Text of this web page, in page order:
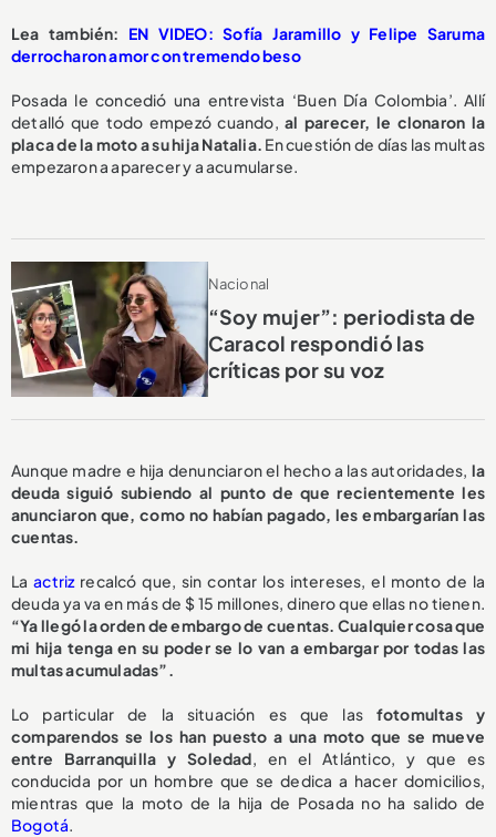
Lea también: EN VIDEO: Sofía Jaramillo y Felipe Saruma
derrocharon amor con tremendo beso
Posada le concedió una entrevista ‘Buen Día Colombia’. Allí
detalló que todo empezó cuando, al parecer, le clonaron la
placa de la moto a su hija Natalia. En cuestión de días las multas
empezaron a aparecer y a acumularse.
Nacional
“Soy mujer”: periodista de
Caracol respondió las
críticas por su voz
Aunque madre e hija denunciaron el hecho a las autoridades, la
deuda siguió subiendo al punto de que recientemente les
anunciaron que, como no habían pagado, les embargarían las
cuentas.
Laactriz recalcó que, sin contar los intereses, el monto de la
deuda ya va en más de $ 15 millones, dinero que ellas no tienen.
“Ya llegó la orden de embargo de cuentas. Cualquier cosa que
mi hija tenga en su poder se lo van a embargar por todas las
multas acumuladas”.
Lo particular de la situación es que las fotomultas y
comparendos se los han puesto a una moto que se mueve
entre Barranquilla y Soledad, en el Atlántico, y que es
conducida por un hombre que se dedica a hacer domicilios,
mientras que la moto de la hija de Posada no ha salido de
Bogotá.